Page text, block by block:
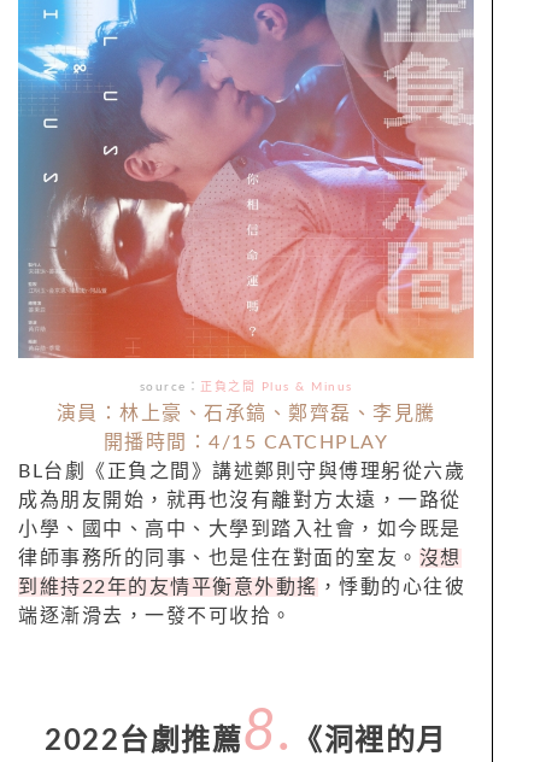
source： 正負之間 Plus & Minus
演員：林上豪、石承鎬、鄭齊磊、李見騰
開播時間：4/15 CATCHPLAY
BL台劇《正負之間》講述鄭則守與傅理躬從六歲
成為朋友開始，就再也沒有離對方太遠，一路從
小學、國中、高中、大學到踏入社會，如今既是
律師事務所的同事、也是住在對面的室友。 沒想
到維持22年的友情平衡意外動搖 ，悸動的心往彼
端逐漸滑去，一發不可收拾。
2022台劇推薦8.
《洞裡的月